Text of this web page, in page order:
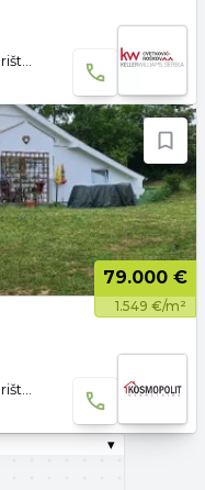
Agencija • Jednoetažna • Površina dvorišta: 396 a • Uknjižen • Garaža • Video
79.000 €
1.549 €/m²
Agencija • Jednoetažna • Površina dvorišta: 7 a • Uknjižen • Namešteno
▾